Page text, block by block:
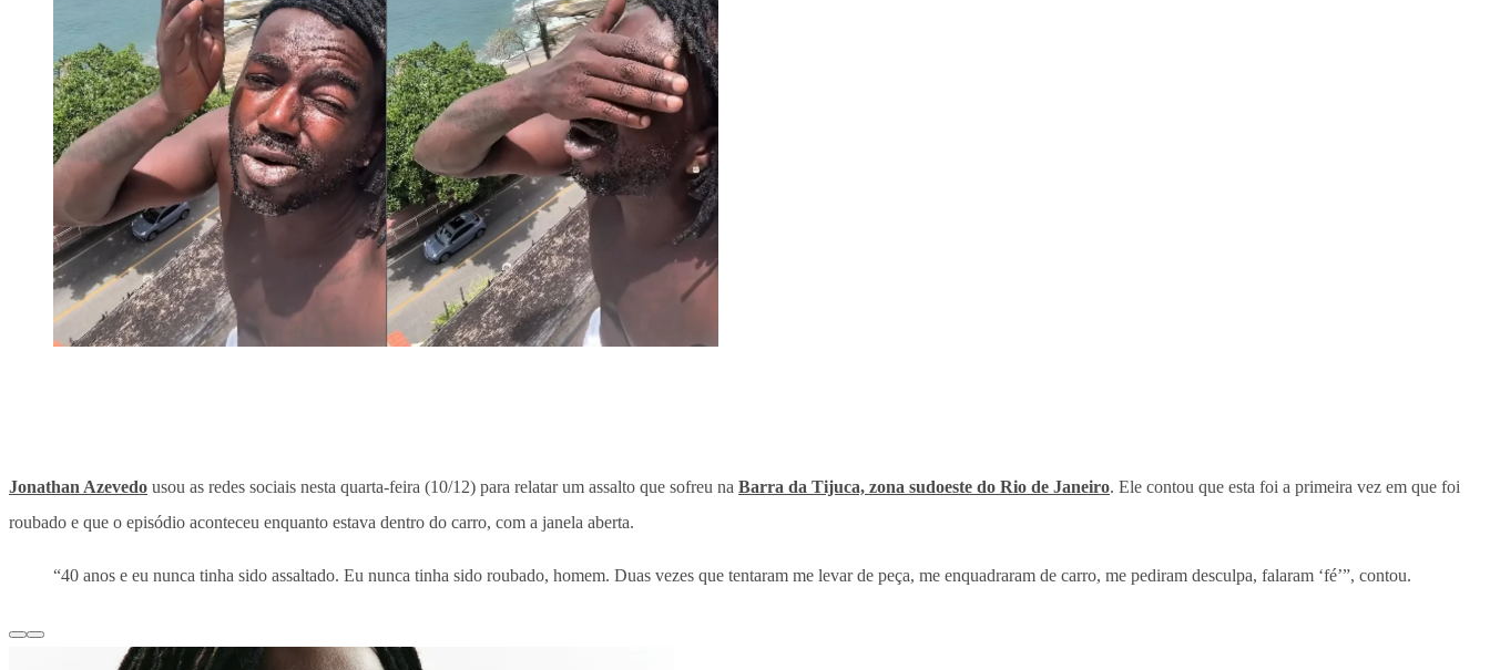
Jonathan Azevedo usou as redes sociais nesta quarta-feira (10/12) para relatar um assalto que sofreu na Barra da Tijuca, zona sudoeste do Rio de Janeiro. Ele contou que esta foi a primeira vez em que foi
roubado e que o episódio aconteceu enquanto estava dentro do carro, com a janela aberta.
“40 anos e eu nunca tinha sido assaltado. Eu nunca tinha sido roubado, homem. Duas vezes que tentaram me levar de peça, me enquadraram de carro, me pediram desculpa, falaram ‘fé’”, contou.